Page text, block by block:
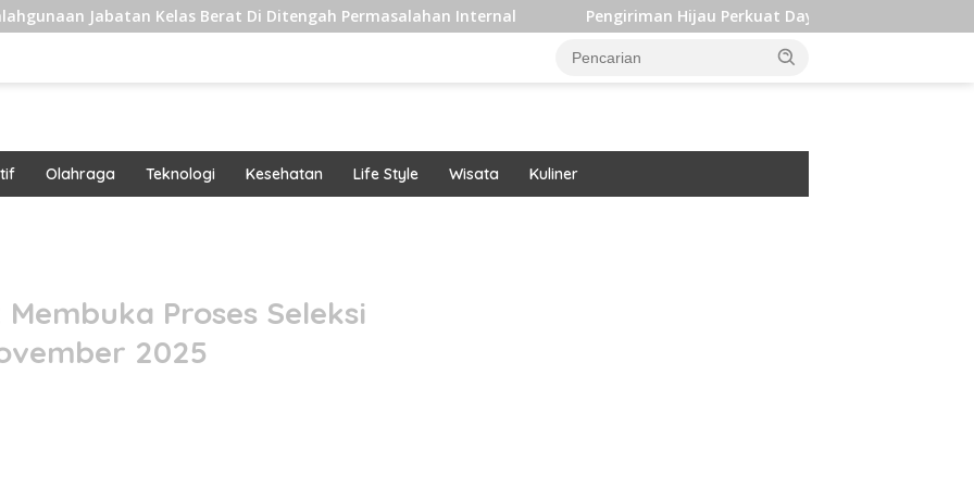
Kelas Berat Di Ditengah Permasalahan Internal Pengiriman Hijau Perkuat Daya Saing dan Dukung Target Iklim
Olahraga Teknologi Kesehatan Life Style Wisata Kuliner
Proses Seleksi
2025